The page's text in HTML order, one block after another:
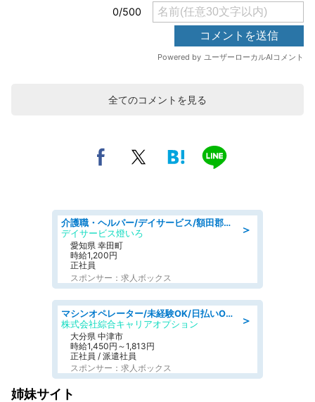
全てのコメントを見る
＞
介護職・ヘルパー/デイサービス/額田郡幸田町/JR東海道本線 幸田/愛知県
デイサービス燈いろ
愛知県 幸田町
時給1,200円
正社員
スポンサー：求人ボックス
＞
マシンオペレーター/未経験OK/日払いOK/寮費無料/交替制/20・30・40代活躍中
株式会社綜合キャリアオプション
大分県 中津市
時給1,450円～1,813円
正社員 / 派遣社員
スポンサー：求人ボックス
姉妹サイト